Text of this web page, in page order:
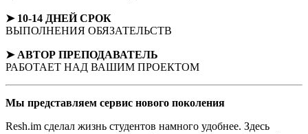
➤ 10-14 ДНЕЙ СРОК
ВЫПОЛНЕНИЯ ОБЯЗАТЕЛЬСТВ
➤ АВТОР ПРЕПОДАВАТЕЛЬ
РАБОТАЕТ НАД ВАШИМ ПРОЕКТОМ
Мы представляем сервис нового поколения
Resh.im сделал жизнь студентов намного удобнее. Здесь